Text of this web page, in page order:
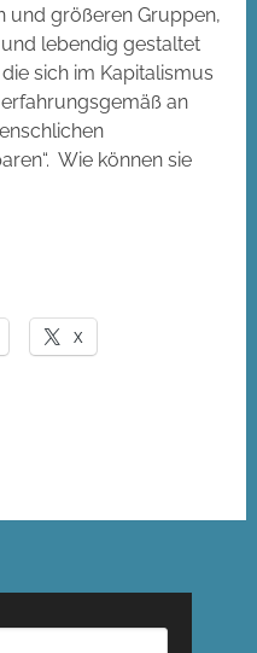
und größeren Gruppen,
lebendig gestaltet
sich im Kapitalismus
an
Wie können sie
X